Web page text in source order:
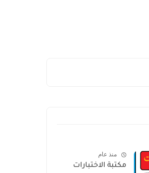
منذ عام
مكتبة الاختبارات